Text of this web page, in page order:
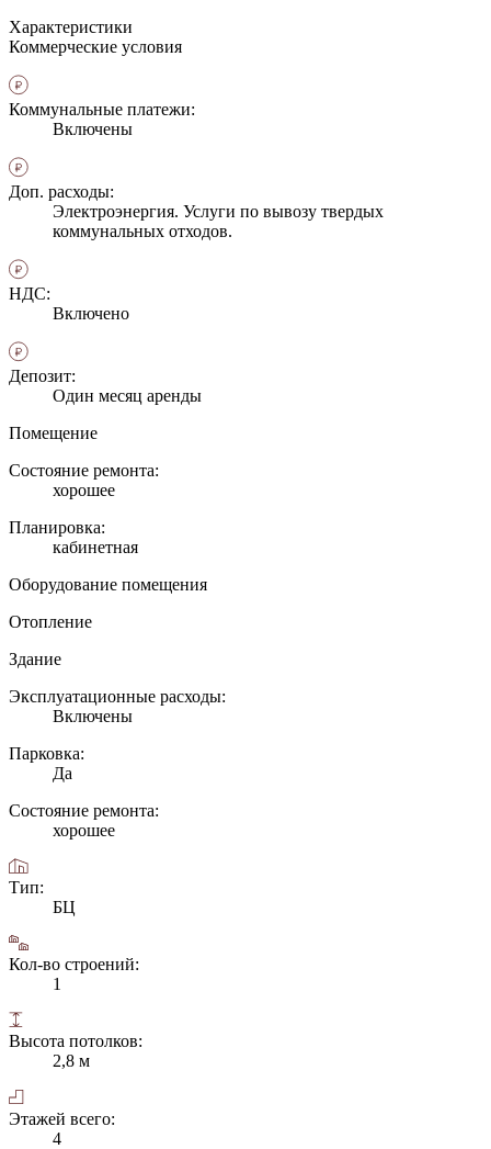
Характеристики
Коммерческие условия
Коммунальные платежи:
Включены
Доп. расходы:
Электроэнергия. Услуги по вывозу твердых
коммунальных отходов.
НДС:
Включено
Депозит:
Один месяц аренды
Помещение
Состояние ремонта:
хорошее
Планировка:
кабинетная
Оборудование помещения
Отопление
Здание
Эксплуатационные расходы:
Включены
Парковка:
Да
Состояние ремонта:
хорошее
Тип:
БЦ
Кол-во строений:
1
Высота потолков:
2,8 м
Этажей всего:
4